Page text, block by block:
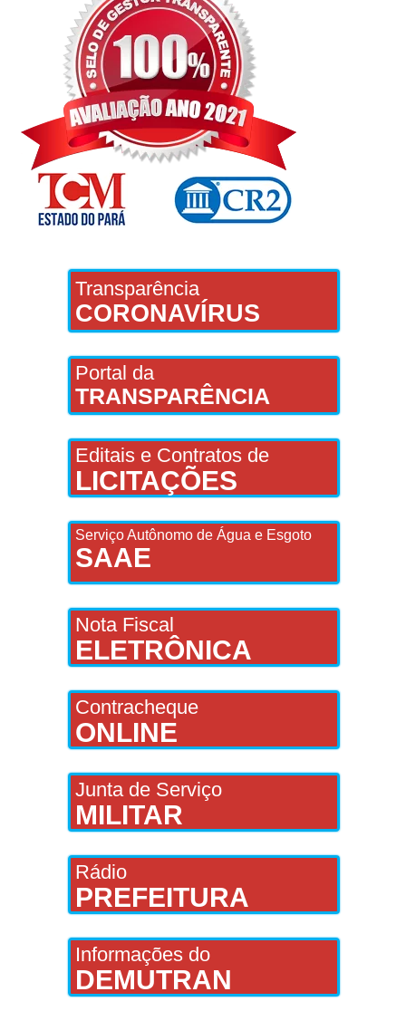
Transparência
CORONAVÍRUS
Portal da
TRANSPARÊNCIA
Editais e Contratos de
LICITAÇÕES
Serviço Autônomo de Água e Esgoto
SAAE
Nota Fiscal
ELETRÔNICA
Contracheque
ONLINE
Junta de Serviço
MILITAR
Rádio
PREFEITURA
Informações do
DEMUTRAN